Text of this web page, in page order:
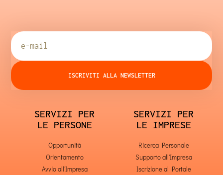
ISCRIVITI ALLA NEWSLETTER
SERVIZI PER
LE PERSONE
Opportunità
Orientamento
Avvio all'Impresa
SERVIZI PER
LE IMPRESE
Ricerca Personale
Supporto all'Impresa
Iscrizione al Portale